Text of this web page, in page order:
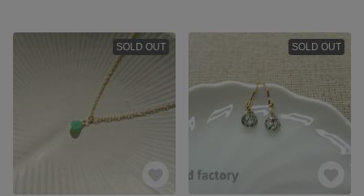
SOLD OUT SOLD OUT